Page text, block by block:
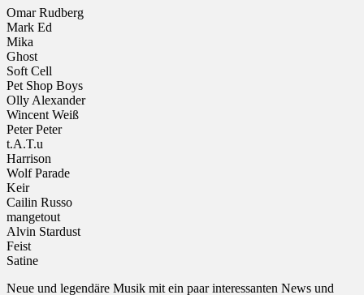
Omar Rudberg
Mark Ed
Mika
Ghost
Soft Cell
Pet Shop Boys
Olly Alexander
Wincent Weiß
Peter Peter
t.A.T.u
Harrison
Wolf Parade
Keir
Cailin Russo
mangetout
Alvin Stardust
Feist
Satine
Neue und legendäre Musik mit ein paar interessanten News und